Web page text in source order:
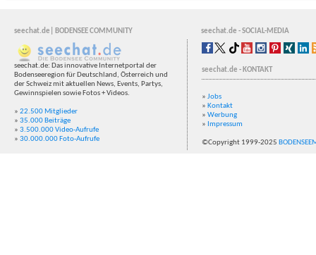
seechat.de| BODENSEE COMMUNITY seechat.de - SOCIAL-MEDIA
seechat.de: Das innovative Internetportal der
Bodenseeregion für Deutschland, Österreich und
der Schweiz mit aktuellen News, Events, Partys,
Gewinnspielen sowie Fotos + Videos.
» 22.500 Mitglieder
» 35.000 Beiträge
» 3.500.000 Video-Aufrufe
» 30.000.000 Foto-Aufrufe
seechat.de - KONTAKT
» Jobs
» Kontakt
» Werbung
» Impressum
©Copyright 1999-2025